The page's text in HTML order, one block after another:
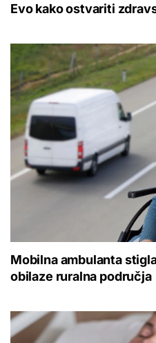
Evo kako ostvariti
Mobilna ambulanta
obilaze ruralna područja